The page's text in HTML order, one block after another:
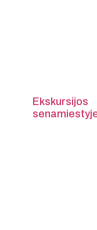
Ekskursijos